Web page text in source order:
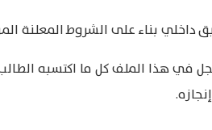
داخلي بناء على الشروط المعلنة
في هذا الملف كل ما اكتسبه